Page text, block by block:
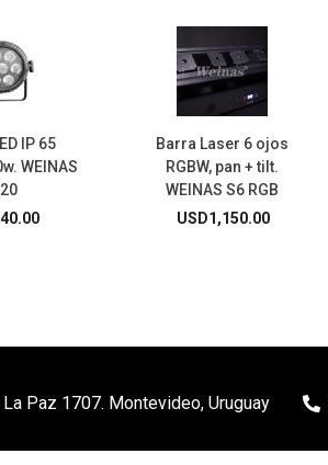
IP 65
WEINAS
Barra Laser 6 ojos
RGBW, pan + tilt.
WEINAS S6 RGB
USD1,150.00
La Paz 1707. Montevideo, Uruguay